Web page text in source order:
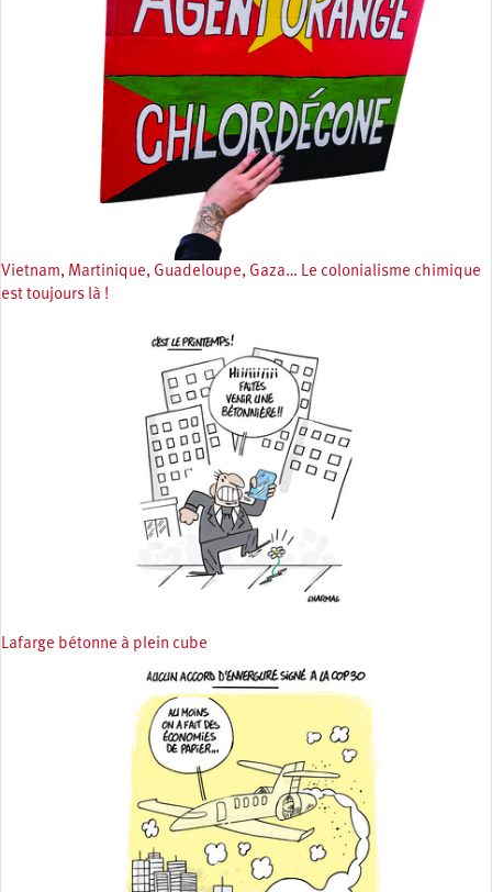
Vietnam, Martinique, Guadeloupe, Gaza… Le colonialisme chimique
est toujours là !
Lafarge bétonne à plein cube